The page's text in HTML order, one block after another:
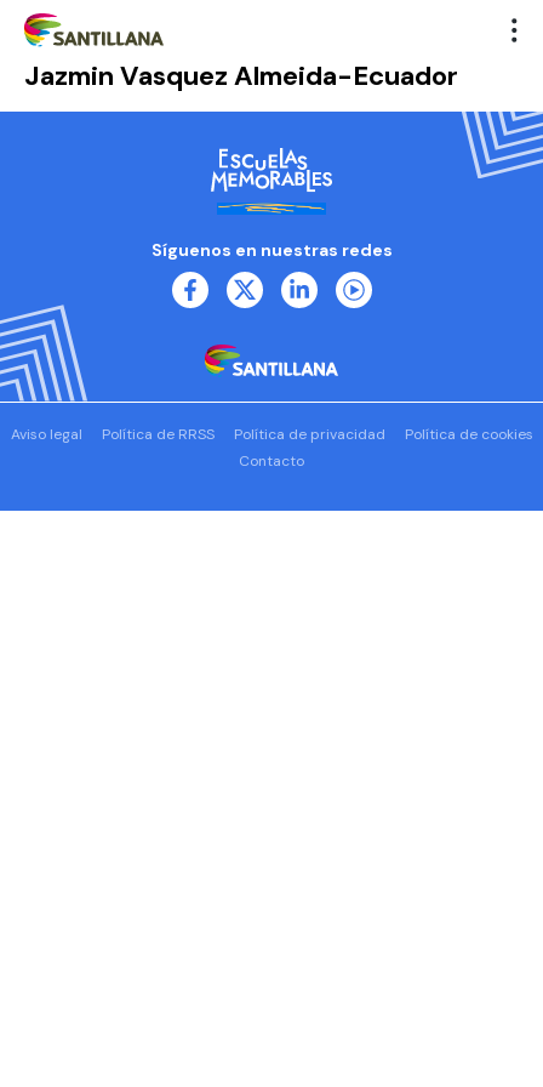
Jazmin Vasquez Almeida-Ecuador
Síguenos en nuestras redes
Aviso legal Política de RRSS Política de privacidad
Política de cookies
Contacto